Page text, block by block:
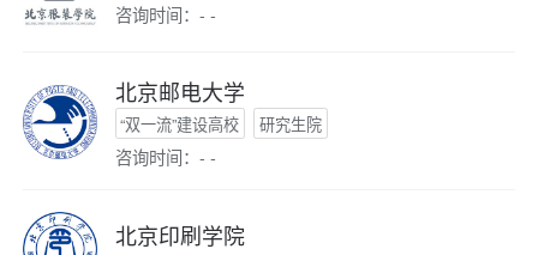
咨询时间：- -
北京邮电大学
“双一流”建设高校 研究生院
咨询时间：- -
北京印刷学院